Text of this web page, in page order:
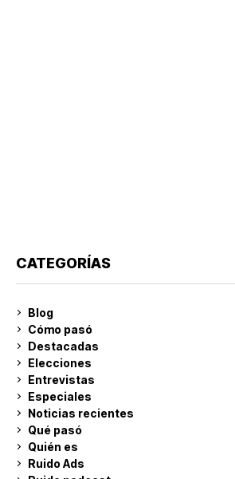
CATEGORÍAS
Blog
Cómo pasó
Destacadas
Elecciones
Entrevistas
Especiales
Noticias recientes
Qué pasó
Quién es
Ruido Ads